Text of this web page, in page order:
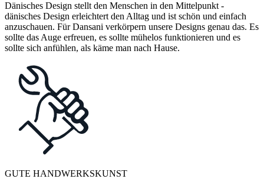
Dänisches Design stellt den Menschen in den Mittelpunkt -
dänisches Design erleichtert den Alltag und ist schön und einfach
anzuschauen. Für Dansani verkörpern unsere Designs genau das. Es
sollte das Auge erfreuen, es sollte mühelos funktionieren und es
sollte sich anfühlen, als käme man nach Hause.
GUTE HANDWERKSKUNST